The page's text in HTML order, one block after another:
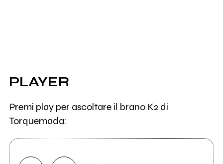
PLAYER
Premi play per ascoltare il brano K2 di
Torquemada: